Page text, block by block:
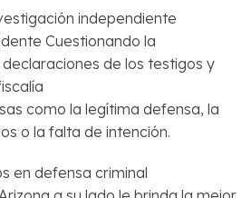
independiente
Cuestionando la
de los testigos y
como la legítima defensa, la
o la falta de intención.
en defensa criminal